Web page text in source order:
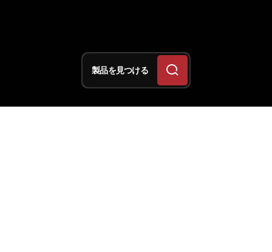
製品を見つける